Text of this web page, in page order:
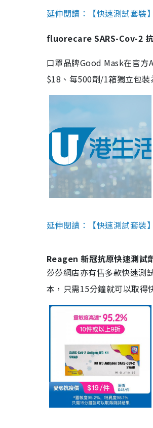
延伸閱讀：【快速測試套裝
fluorecare SARS-Cov-2
口罩品牌Good Mask在官
$18、每500劑/1箱獨立包
延伸閱讀：【快速測試套裝
Reagen 新冠抗原快速測試
莎莎網店亦有售多款快速測
本，只需15分鐘就可以取得